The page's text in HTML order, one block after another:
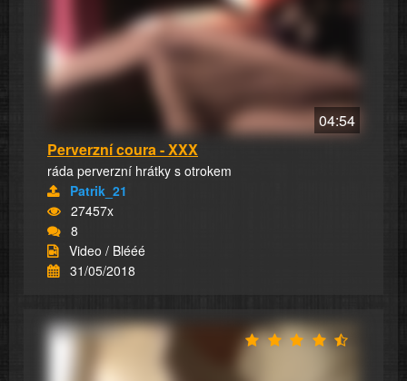
04:54
Perverzní coura - XXX
ráda perverzní hrátky s otrokem
Patrik_21
27457x
8
Video / Blééé
31/05/2018